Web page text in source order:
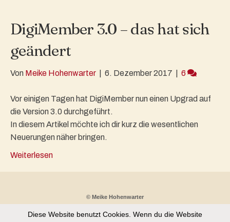
DigiMember 3.0 – das hat sich
geändert
Von Meike Hohenwarter 6. Dezember 2017 6
Vor einigen Tagen hat DigiMember nun einen Upgrad auf
die Version 3.0 durchgeführt.
In diesem Artikel möchte ich dir kurz die wesentlichen
Neuerungen näher bringen.
Weiterlesen
© Meike Hohenwarter
Partnerprogramm Kontakt Datenschutz
Diese Website benutzt Cookies. Wenn du die Website